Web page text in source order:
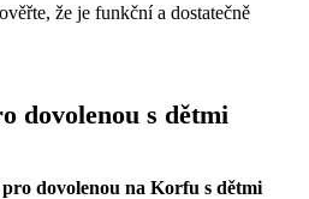
že je funkční a dostatečně
dovolenou s dětmi
dovolenou na Korfu s dětmi